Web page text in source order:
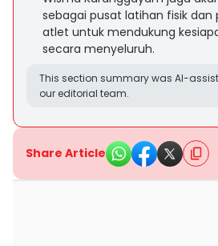
sebagai pusat latihan fisik
atlet untuk mendukung
secara menyeluruh.
This section summary was AI-
our editorial team.
Share Article